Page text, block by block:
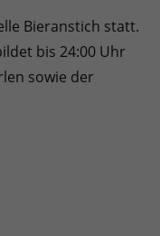
Bieranstich statt.
bis 24:00 Uhr
sowie der